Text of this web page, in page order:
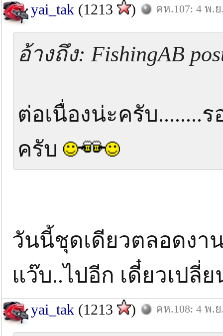
yai_tak (1213 ) คห.107: 4 พ.ย
อ้างถึง: FishingAB
ต่อเนื่องน่ะครับ........
ครับ
วันนี้ชุดเดียวตลอดงา
แว๊บ..ไปอีก เดี๋ยวเป
yai_tak (1213 ) คห.108: 4 พ.ย